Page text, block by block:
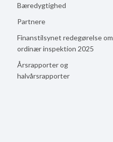
Bæredygtighed
Partnere
Finanstilsynet redegørelse om
ordinær inspektion 2025
Årsrapporter og
halvårsrapporter